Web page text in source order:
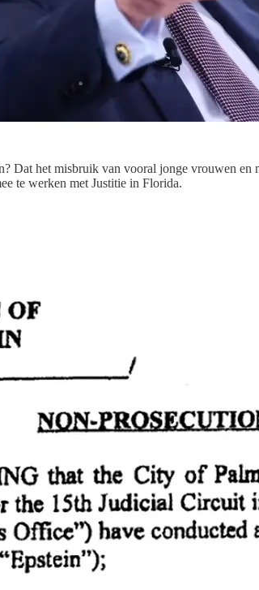
Dat het misbruik van vooral jonge vrouwen
te werken met Justitie in Florida.